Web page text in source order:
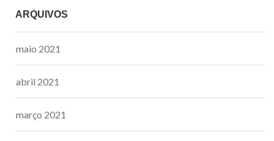
ARQUIVOS
maio 2021
abril 2021
março 2021